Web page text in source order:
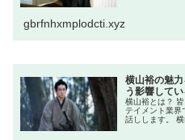
gbrfnhxmplodcti.xyz
横山裕の魅
う影響して
横山裕とは？
テイメント業界
話しします。